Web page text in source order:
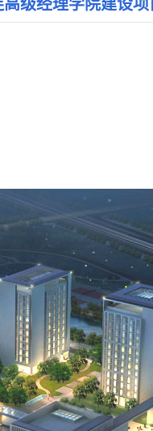
级经理学院建设项